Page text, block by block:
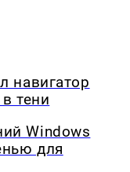
навигатор
тени
Windows
для